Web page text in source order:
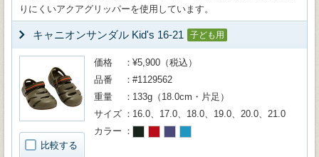
りにくいアクアグリッパーを使用しています。
キャニオンサンダル Kid's 16-21 子ども用
比較する
価格
¥5,900（税込）
品番
#1129562
重量
133g（18.0cm・片足）
サイズ
16.0、17.0、18.0、19.0、20.0、21.0
カラー